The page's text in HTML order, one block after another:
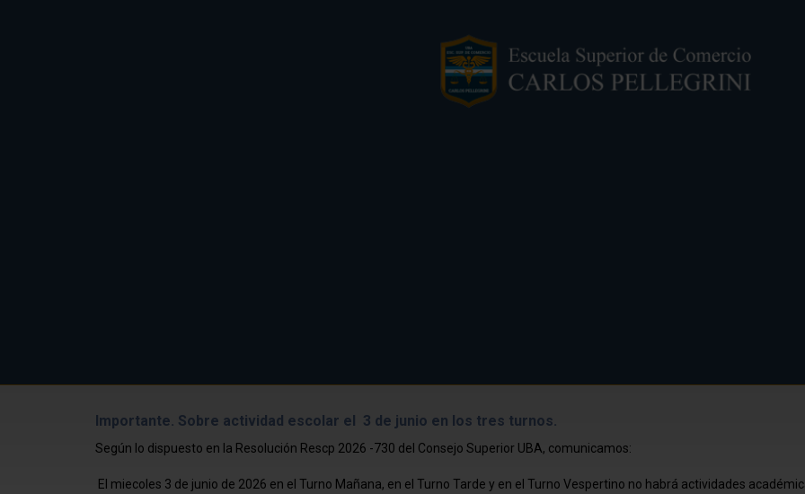
Importante. Sobre actividad escolar el 3 de junio en los tres turnos.
Según lo dispuesto en la Resolución Rescp 2026 -730 del Consejo Superior UBA, comunicamos:
El miecoles 3 de junio de 2026 en el Turno Mañana, en el Turno Tarde y en el Turno Vespertino no habrá actividades